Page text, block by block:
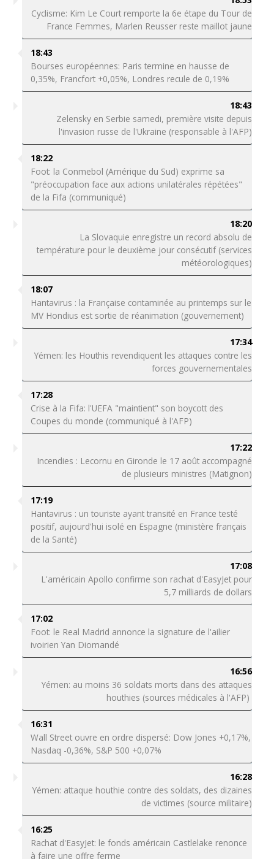
Cyclisme: Kim Le Court remporte la 6e étape du Tour de
France Femmes, Marlen Reusser reste maillot jaune
18:43
Bourses européennes: Paris termine en hausse de
0,35%, Francfort +0,05%, Londres recule de 0,19%
18:43
Zelensky en Serbie samedi, première visite depuis
l'invasion russe de l'Ukraine (responsable à l'AFP)
18:22
Foot: la Conmebol (Amérique du Sud) exprime sa
"préoccupation face aux actions unilatérales répétées"
de la Fifa (communiqué)
18:20
La Slovaquie enregistre un record absolu de
température pour le deuxième jour consécutif (services
météorologiques)
18:07
Hantavirus : la Française contaminée au printemps sur le
MV Hondius est sortie de réanimation (gouvernement)
17:34
Yémen: les Houthis revendiquent les attaques contre les
forces gouvernementales
17:28
Crise à la Fifa: l'UEFA "maintient" son boycott des
Coupes du monde (communiqué à l'AFP)
17:22
Incendies : Lecornu en Gironde le 17 août accompagné
de plusieurs ministres (Matignon)
17:19
Hantavirus : un touriste ayant transité en France testé
positif, aujourd'hui isolé en Espagne (ministère français
de la Santé)
17:08
L'américain Apollo confirme son rachat d'EasyJet pour
5,7 milliards de dollars
17:02
Foot: le Real Madrid annonce la signature de l'ailier
ivoirien Yan Diomandé
16:56
Yémen: au moins 36 soldats morts dans des attaques
houthies (sources médicales à l'AFP)
16:31
Wall Street ouvre en ordre dispersé: Dow Jones +0,17%,
Nasdaq -0,36%, S&P 500 +0,07%
16:28
Yémen: attaque houthie contre des soldats, des dizaines
de victimes (source militaire)
16:25
Rachat d'EasyJet: le fonds américain Castlelake renonce
à faire une offre ferme